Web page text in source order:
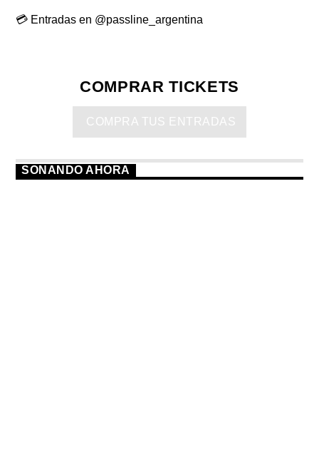
💳 Entradas en @passline_argentina
COMPRAR TICKETS
COMPRA TUS ENTRADAS
SONANDO AHORA